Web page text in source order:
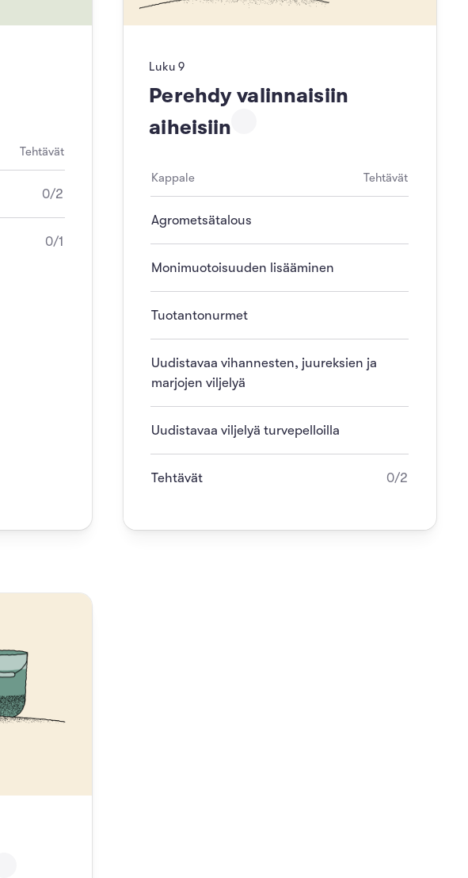
Tehtävät
0/2
0/1
Luku 9
Perehdy valinnaisiin
aiheisiin
Kappale Tehtävät
Agrometsätalous
Monimuotoisuuden lisääminen
Tuotantonurmet
Uudistavaa vihannesten, juureksien ja
marjojen viljelyä
Uudistavaa viljelyä turvepelloilla
Tehtävät 0/2